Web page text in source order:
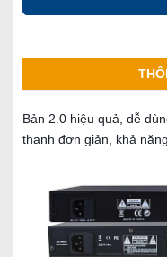
Bản 2.0 hiệu quả, dễ
thanh đơn giản, khả